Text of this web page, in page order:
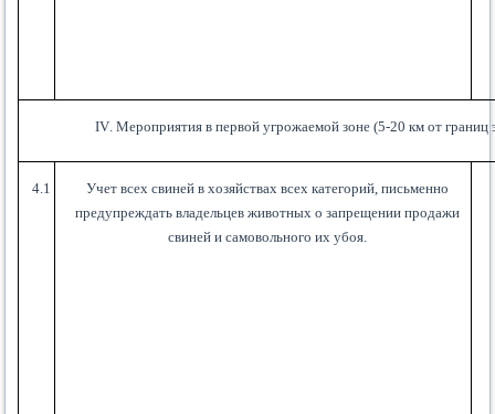
IV. Мероприятия в первой угрожаемой зоне (5-20 км от границ
4.1
Учет всех свиней в хозяйствах всех категорий, письменно
предупреждать владельцев животных о запрещении продажи
свиней и самовольного их убоя.